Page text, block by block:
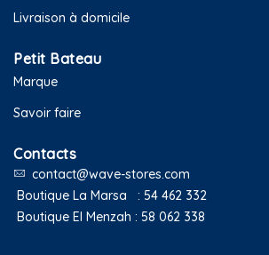
Livraison à domicile
Petit Bateau
Marque
Savoir faire
Contacts
contact@wave-stores.com
Boutique La Marsa : 54 462 332
Boutique El Menzah : 58 062 338